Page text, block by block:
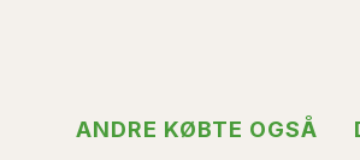
ANDRE KØBTE OGSÅ